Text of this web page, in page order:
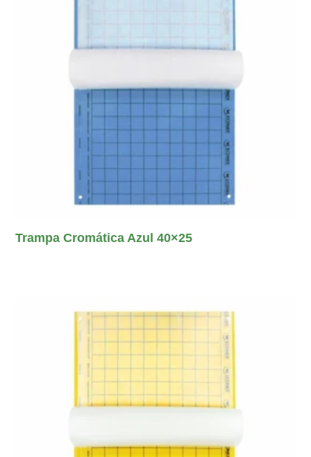
Trampa Cromática Azul 40×25